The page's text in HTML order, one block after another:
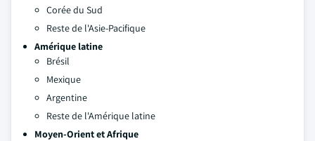
Corée du Sud
Reste de l'Asie-Pacifique
Amérique latine
Brésil
Mexique
Argentine
Reste de l'Amérique latine
Moyen-Orient et Afrique